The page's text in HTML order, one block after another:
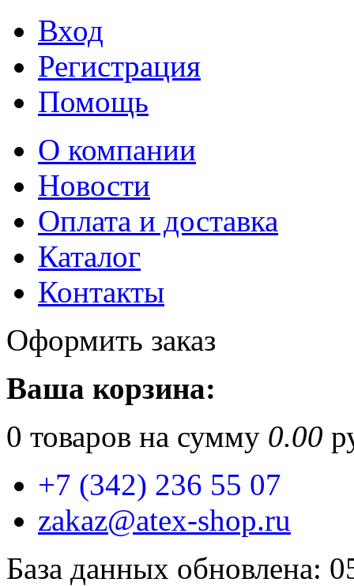
Вход
Регистрация
Помощь
О компании
Новости
Оплата и доставка
Каталог
Контакты
Оформить заказ
Ваша корзина:
0 товаров на сумму 0.00
+7 (342) 236 55 07
zakaz@atex-shop.ru
База данных обновлена: